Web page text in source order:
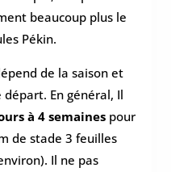
beaucoup plus le
Pékin.
de la saison et
En général, Il
à 4 semaines pour
de stade 3 feuilles
Il ne pas